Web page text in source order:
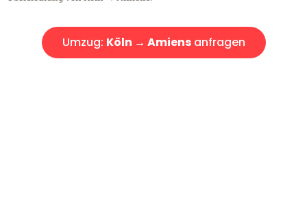
Umzug: Köln → Amiensanfragen